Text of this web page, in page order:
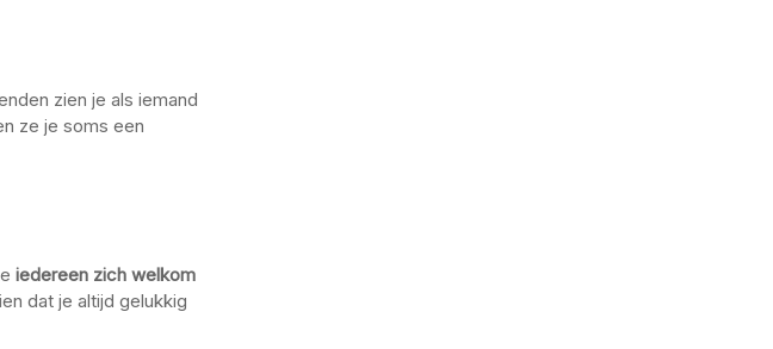
zien je als iemand
ze je soms een
iedereen zich welkom
dat je altijd gelukkig